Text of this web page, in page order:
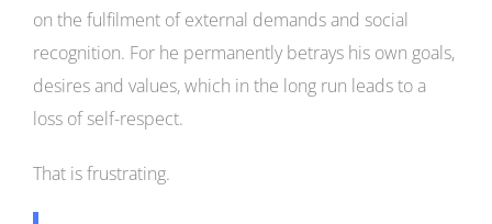
on the fulfilment of external demands and social
recognition. For he permanently betrays his own goals,
desires and values, which in the long run leads to a
loss of self-respect.
That is frustrating.